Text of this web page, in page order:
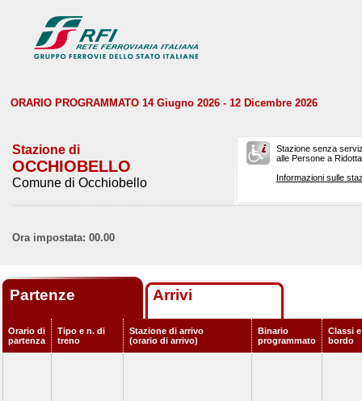
ORARIO PROGRAMMATO 14 Giugno 2026 - 12 Dicembre 2026
Stazione di
OCCHIOBELLO
Comune di Occhiobello
Stazione senza
alle Persone a
Informazioni sulle
Ora impostata: 00.00
Partenze Arrivi
Orario di
partenza
Tipo e n. di
treno
Stazione di arrivo
(orario di arrivo)
Binario
programmato
Classi
bordo